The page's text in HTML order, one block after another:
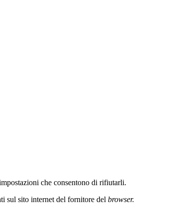
che consentono di rifiutarli.
sul sito internet del fornitore del browser.